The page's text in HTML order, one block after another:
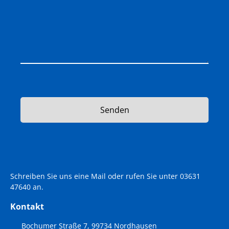
Senden
Schreiben Sie uns eine Mail oder rufen Sie unter 03631
47640 an.
Kontakt
Bochumer Straße 7, 99734 Nordhausen